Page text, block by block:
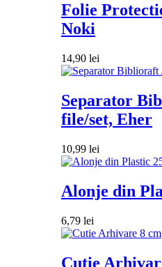
Folie
Noki
14,90 lei
Separator
file/set, Eher
10,99 lei
Alonje din
6,79 lei
Cutie